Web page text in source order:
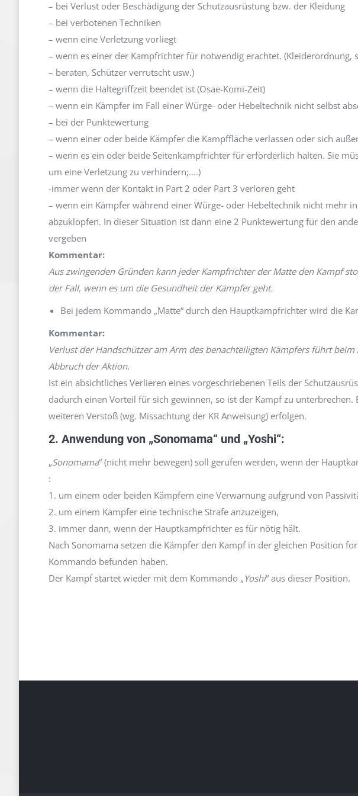
– bei Verlust oder Beschädigung der Schutzausrüstung bzw. der Kleidung
– bei verbotenen Techniken
– wenn eine Verletzung vorliegt
– wenn es einer der Kampfrichter für notwendig erachtet. (Kleiderordnung,
– beraten, Schützer verrutscht usw.)
– wenn die Haltegriffzeit beendet ist (Osae-Komi-Zeit)
– wenn ein Kämpfer im Fall einer Würge- oder Hebeltechnik nicht selbst
– bei der Punktewertung
– wenn einer oder beide Kämpfer die Kampffläche verlassen oder sich
– wenn es ein oder beide Seitenkampfrichter für erforderlich halten. Sie
um eine Verletzung zu verhindern;….)
-immer wenn der Kontakt in Part 2 oder Part 3 verloren geht
– wenn ein Kämpfer während einer Würge- oder Hebeltechnik nicht mehr
abzuklopfen. In dieser Situation ist dann eine 2 Punktewertung für den
vergeben
Kommentar:
Aus zwingenden Gründen kann jeder Kampfrichter der Matte den Kampf
der Fall, wenn es um die Gesundheit der Kämpfer geht.
Bei jedem Kommando „Matte“ durch den Hauptkampfrichter wird die
Kommentar:
Verlust der Handschützer am Arm des benachteiligten Kämpfers führt
Abbruch der Aktion.
Ist ein absichtliches Verlieren eines vorgeschriebenen Teils der
dadurch einen Vorteil für sich gewinnen, so ist der Kampf zu unterbrechen.
weiteren Verstoß (wg. Missachtung der KR Anweisung) erfolgen.
2. Anwendung von „Sonomama“ und „Yoshi“:
„Sonomama“ (nicht mehr bewegen) soll gerufen werden, wenn der
:
1. um einem oder beiden Kämpfern eine Verwarnung aufgrund von
2. um einem Kämpfer eine technische Strafe anzuzeigen,
3. immer dann, wenn der Hauptkampfrichter es für nötig hält.
Nach Sonomama setzen die Kämpfer den Kampf in der gleichen Position
Kommando befunden haben.
Der Kampf startet wieder mit dem Kommando „Yoshi“ aus dieser Position.